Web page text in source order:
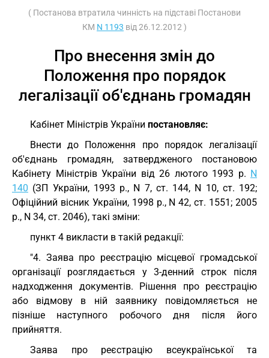
( Постанова втратила чинність на підставі Постанови
КМ N 1193 від 26.12.2012 )
Про внесення змін до
Положення про порядок
легалізації об'єднань громадян
Кабінет Міністрів України постановляє:
Внести до Положення про порядок легалізації
об'єднань громадян, затвердженого постановою
Кабінету Міністрів України від 26 лютого 1993 р. N
140 (ЗП України, 1993 p., N 7, ст. 144, N 10, ст. 192;
Офіційний вісник України, 1998 р., N 42, ст. 1551; 2005
р., N 34, ст. 2046), такі зміни:
пункт 4 викласти в такій редакції:
"4. Заява про реєстрацію місцевої громадської
організації розглядається у 3-денний строк після
надходження документів. Рішення про реєстрацію
або відмову в ній заявнику повідомляється не
пізніше наступного робочого дня після його
прийняття.
Заява про реєстрацію всеукраїнської та